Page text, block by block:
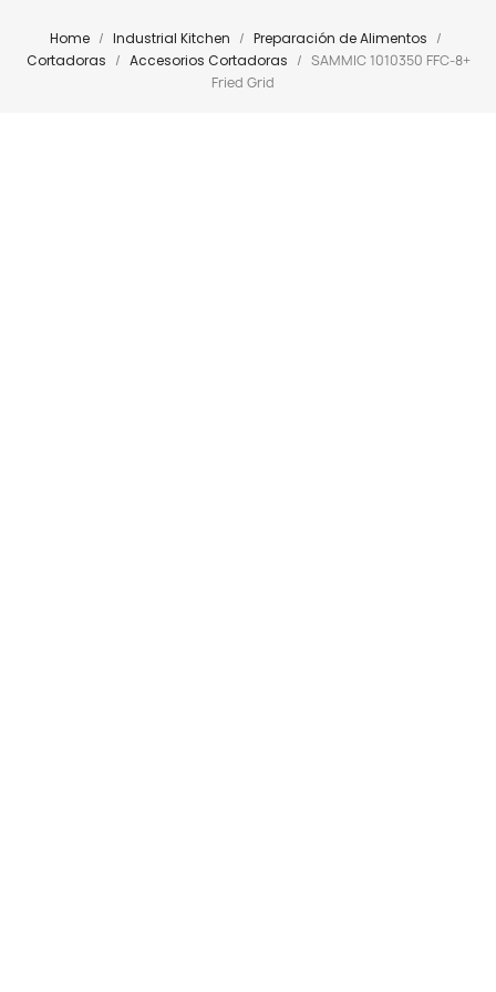
Home Industrial Kitchen
Preparación de Alimentos
Cortadoras
Accesorios Cortadoras
SAMMIC 1010350 FFC-8+
Fried Grid